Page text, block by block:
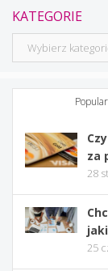
KATEGORIE
Kategorie
za
28
25